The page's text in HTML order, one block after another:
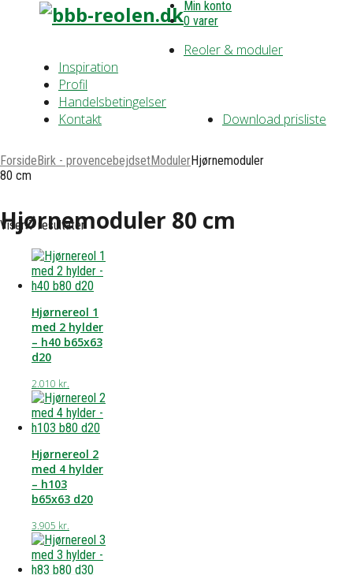
Min konto
0 varer
Reoler & moduler
Inspiration
Profil
Handelsbetingelser
Download prisliste
Kontakt
ForsideBirk - provencebejdsetModulerHjørnemoduler
80 cm
Hjørnemoduler 80 cm
Viser 7 resultater
Hjørnereol 1
med 2 hylder
– h40 b65x63
d20
2.010 kr.
Hjørnereol 2
med 4 hylder
– h103
b65x63 d20
3.905 kr.